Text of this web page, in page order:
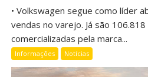
• Volkswagen segue como líder
vendas no varejo. Já são
comercializadas pela marca...
Informações Notícias